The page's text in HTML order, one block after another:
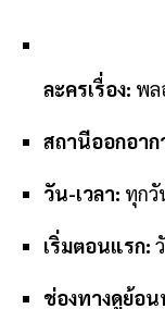
ละครเรื่อง: พล
สถานีออกอาก
วัน-เวลา: ทุกวั
เริ่มตอนแรก:
ช่องทางดูย้อน